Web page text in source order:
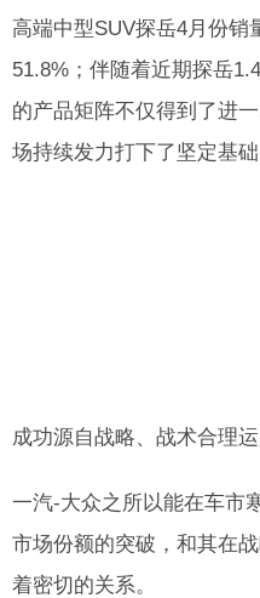
高端中型SUV探岳4月份销
51.8%；伴随着近期探岳
的产品矩阵不仅得到了进
场持续发力打下了坚定基础
成功源自战略、战术合理运
一汽-大众之所以能在车市
市场份额的突破，和其在
着密切的关系。